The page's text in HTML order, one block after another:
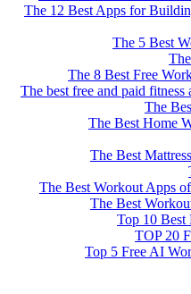
The 12 Best Apps for
The 5 Best
The 8 Best Free
The best free and paid
The
The Best Home
The Best
The Best Workout Apps
The Best
Top 10 Best
TOP 20
Top 5 Free AI